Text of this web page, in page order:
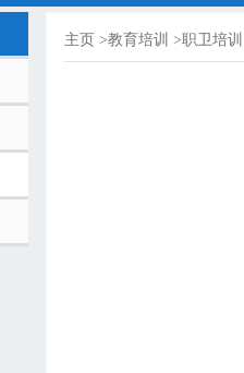
主页 >教育培训 >职卫培训